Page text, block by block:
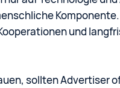
und
sollten Advertiser